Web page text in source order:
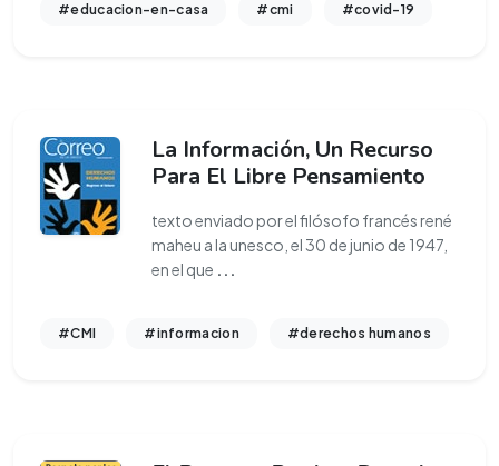
#educacion-en-casa #cmi #covid-19
La Información, Un Recurso
Para El Libre Pensamiento
texto enviado por el filósofo francés rené
maheu a la unesco, el 30 de junio de 1947,
en el que ...
#CMI #informacion #derechos humanos